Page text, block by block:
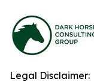
Legal Disclaimer: